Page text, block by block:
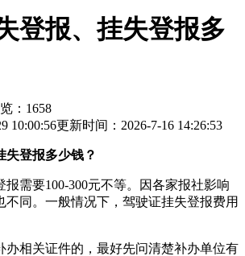
登报、挂失登报多
：1658
10:00:56更新时间：2026-7-16 14:26:53
失登报多少钱？
需要100-300元不等。因各家报社影响
不同。一般情况下，驾驶证挂失登报费用
办相关证件的，最好先问清楚补办单位有